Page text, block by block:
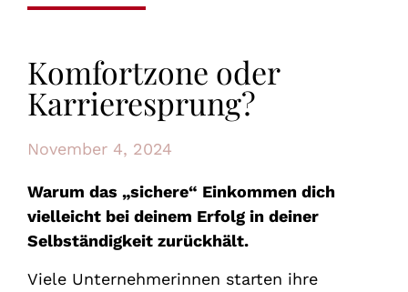
Komfortzone oder
Karrieresprung?
November 4, 2024
Warum das „sichere“ Einkommen dich
vielleicht bei deinem Erfolg in deiner
Selbständigkeit zurückhält.
Viele Unternehmerinnen starten ihre